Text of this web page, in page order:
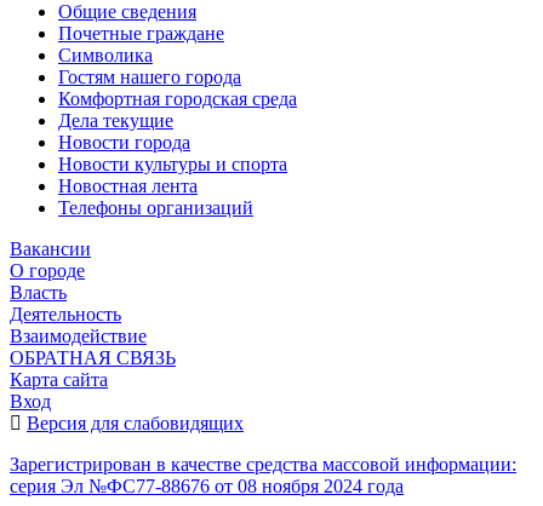
Общие сведения
Почетные граждане
Символика
Гостям нашего города
Комфортная городская среда
Дела текущие
Новости города
Новости культуры и спорта
Новостная лента
Телефоны организаций
Вакансии
О городе
Власть
Деятельность
Взаимодействие
ОБРАТНАЯ СВЯЗЬ
Карта сайта
Вход
Версия для слабовидящих
Зарегистрирован в качестве средства массовой информации:
серия Эл №ФС77-88676 от 08 ноября 2024 года